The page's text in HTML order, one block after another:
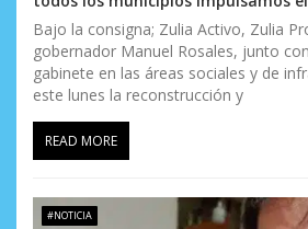
Bajo la consigna; Zulia Activo, Zulia
gobernador Manuel Rosales, junto
gabinete en las áreas sociales y de
este lunes la reconstrucción y
READ MORE
#NOTICIA